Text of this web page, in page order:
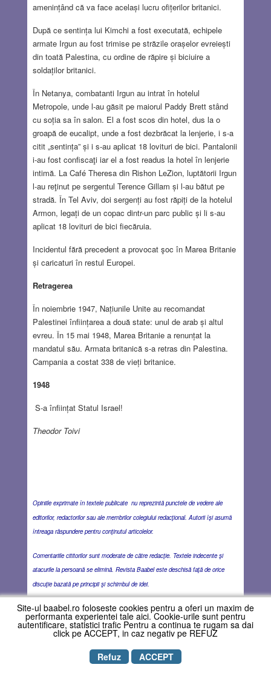
amenințând că va face același lucru ofițerilor britanici.
După ce sentința lui Kimchi a fost executată, echipele
armate Irgun au fost trimise pe străzile orașelor evreiești
din toată Palestina, cu ordine de răpire și biciuire a
soldaților britanici.
În Netanya, combatanti Irgun au intrat în hotelul
Metropole, unde l-au găsit pe maiorul Paddy Brett stând
cu soția sa în salon. El a fost scos din hotel, dus la o
groapă de eucalipt, unde a fost dezbrăcat la lenjerie, i s-a
citit „sentința” și i s-au aplicat 18 lovituri de bici. Pantalonii
i-au fost confiscaţi iar el a fost readus la hotel în lenjerie
intimă. La Café Theresa din Rishon LeZion, luptătorii Irgun
l-au reţinut pe sergentul Terence Gillam și l-au bătut pe
stradă. În Tel Aviv, doi sergenți au fost răpiți de la hotelul
Armon, legați de un copac dintr-un parc public și li s-au
aplicat 18 lovituri de bici fiecăruia.
Incidentul fără precedent a provocat şoc în Marea Britanie
și caricaturi în restul Europei.
Retragerea
În noiembrie 1947, Națiunile Unite au recomandat
Palestinei înființarea a două state: unul de arab și altul
evreu. În 15 mai 1948, Marea Britanie a renunțat la
mandatul său. Armata britanică s-a retras din Palestina.
Campania a costat 338 de vieți britanice.
1948
S-a înființat Statul Israel!
Theodor Toivi
Opiniile exprimate în textele publicate nu reprezintă punctele de vedere ale
editorilor, redactorilor sau ale membrilor colegiului redacţional. Autorii îşi asumă
întreaga răspundere pentru conţinutul articolelor.
Comentariile cititorilor sunt moderate de către redacţie. Textele indecente şi
atacurile la persoană se elimină. Revista Baabel este deschisă faţă de orice
discuţie bazată pe principii şi schimbul de idei.
Site-ul baabel.ro foloseste cookies pentru a oferi un maxim de
performanta experientei tale aici. Cookie-urile sunt pentru
autentificare, statistici trafic Pentru a continua te rugam sa dai
click pe ACCEPT, in caz negativ pe REFUZ
Refuz
ACCEPT